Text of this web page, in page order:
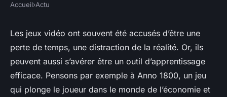
Comment la gestion des
ressources dans 'Anno 1800'
peut-elle enseigner des
principes économiques?
Accueil›Actu
Les jeux vidéo ont souvent été accusés d’être une
perte de temps, une distraction de la réalité. Or, ils
peuvent aussi s’avérer être un outil d’apprentissage
efficace. Pensons par exemple à Anno 1800, un jeu
qui plonge le joueur dans le monde de l’économie et